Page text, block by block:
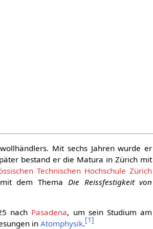
Mit sechs Jahren wurde er
bestand er die Matura in Zürich mit
Technischen Hochschule Zürich
dem Thema Die Reissfestigkeit von
nach Pasadena, um sein Studium am
inAtomphysik.[1]